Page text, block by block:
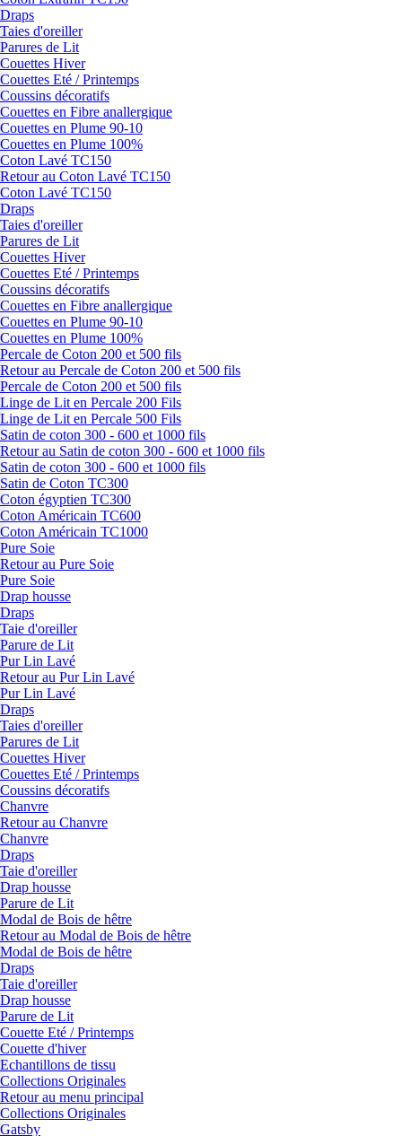
Draps
Taies d'oreiller
Parures de Lit
Couettes Hiver
Couettes Eté / Printemps
Coussins décoratifs
Couettes en Fibre anallergique
Couettes en Plume 90-10
Couettes en Plume 100%
Coton Lavé TC150
Retour au Coton Lavé TC150
Coton Lavé TC150
Draps
Taies d'oreiller
Parures de Lit
Couettes Hiver
Couettes Eté / Printemps
Coussins décoratifs
Couettes en Fibre anallergique
Couettes en Plume 90-10
Couettes en Plume 100%
Percale de Coton 200 et 500 fils
Retour au Percale de Coton 200 et 500 fils
Percale de Coton 200 et 500 fils
Linge de Lit en Percale 200 Fils
Linge de Lit en Percale 500 Fils
Satin de coton 300 - 600 et 1000 fils
Retour au Satin de coton 300 - 600 et 1000 fils
Satin de coton 300 - 600 et 1000 fils
Satin de Coton TC300
Coton égyptien TC300
Coton Américain TC600
Coton Américain TC1000
Pure Soie
Retour au Pure Soie
Pure Soie
Drap housse
Draps
Taie d'oreiller
Parure de Lit
Pur Lin Lavé
Retour au Pur Lin Lavé
Pur Lin Lavé
Draps
Taies d'oreiller
Parures de Lit
Couettes Hiver
Couettes Eté / Printemps
Coussins décoratifs
Chanvre
Retour au Chanvre
Chanvre
Draps
Taie d'oreiller
Drap housse
Parure de Lit
Modal de Bois de hêtre
Retour au Modal de Bois de hêtre
Modal de Bois de hêtre
Draps
Taie d'oreiller
Drap housse
Parure de Lit
Couette Eté / Printemps
Couette d'hiver
Echantillons de tissu
Collections Originales
Retour au menu principal
Collections Originales
Gatsby